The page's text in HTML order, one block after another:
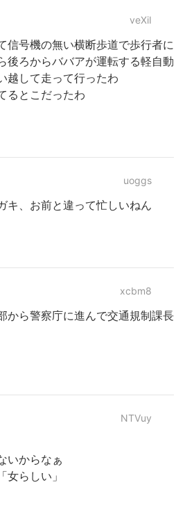
veXiI
信号機の無い横断歩道で歩行者に
後ろからババアが運転する軽自動
越して走って行ったわ
るとこだったわ
uoggs
キ、お前と違って忙しいねん
xcbm8
から警察庁に進んで交通規制課長
NTVuy
いからなぁ
女らしい」